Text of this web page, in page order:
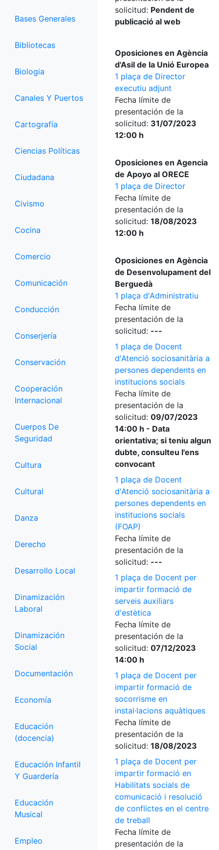
Bases Generales
Bibliotecas
Biologia
Canales Y Puertos
Cartografía
Ciencias Políticas
Ciudadana
Civismo
Cocina
Comercio
Comunicación
Conducción
Conserjería
Conservación
Cooperación
Internacional
Cuerpos De
Seguridad
Cultura
Cultural
Danza
Derecho
Desarrollo Local
Dinamización
Laboral
Dinamización
Social
Documentación
Economía
Educación
(docencia)
Educación Infantil
Y Guardería
Educación
Musical
Empleo
solicitud: Pendent de
publicació al web
Oposiciones en Agència
d'Asil de la Unió Europea
1 plaça de Director
executiu adjunt
Fecha límite de
presentación de la
solicitud: 31/07/2023
12:00 h
Oposiciones en Agencia
de Apoyo al ORECE
1 plaça de Director
Fecha límite de
presentación de la
solicitud: 18/08/2023
12:00 h
Oposiciones en Agència
de Desenvolupament del
Berguedà
1 plaça d'Administratiu
Fecha límite de
presentación de la
solicitud: ---
1 plaça de Docent
d'Atenció sociosanitària a
persones dependents en
institucions socials
Fecha límite de
presentación de la
solicitud: 09/07/2023
14:00 h - Data
orientativa; si teniu algun
dubte, consulteu l'ens
convocant
1 plaça de Docent
d'Atenció sociosanitària a
persones dependents en
institucions socials
(FOAP)
Fecha límite de
presentación de la
solicitud: ---
1 plaça de Docent per
impartir formació de
serveis auxiliars
d'estètica
Fecha límite de
presentación de la
solicitud: 07/12/2023
14:00 h
1 plaça de Docent per
impartir formació de
socorrisme en
instal·lacions aquàtiques
Fecha límite de
presentación de la
solicitud: 18/08/2023
1 plaça de Docent per
impartir formació en
Habilitats socials de
comunicació i resolució
de conflictes en el centre
de treball
Fecha límite de
presentación de la